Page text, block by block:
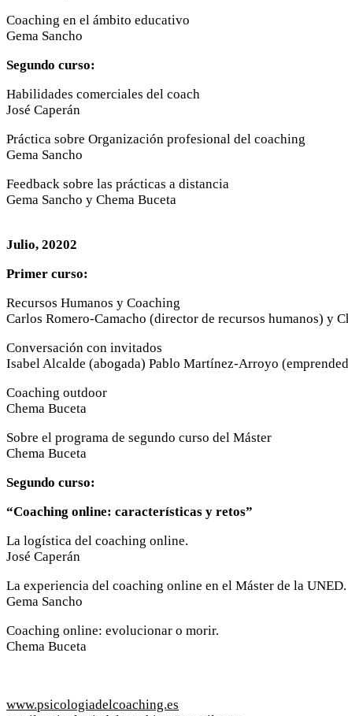
Coaching en el ámbito educativo
Gema Sancho
Segundo curso:
Habilidades comerciales del coach
José Caperán
Práctica sobre Organización profesional del coaching
Gema Sancho
Feedback sobre las prácticas a distancia
Gema Sancho y Chema Buceta
Julio, 20202
Primer curso:
Recursos Humanos y Coaching
Carlos Romero-Camacho (director de recursos humanos) y
Conversación con invitados
Isabel Alcalde (abogada) Pablo Martínez-Arroyo
Coaching outdoor
Chema Buceta
Sobre el programa de segundo curso del Máster
Chema Buceta
Segundo curso:
“Coaching online: características y retos”
La logística del coaching online.
José Caperán
La experiencia del coaching online en el Máster de la UNED.
Gema Sancho
Coaching online: evolucionar o morir.
Chema Buceta
www.psicologiadelcoaching.es